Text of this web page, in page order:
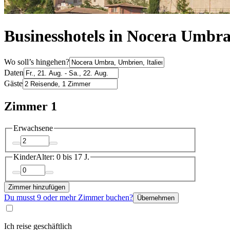
Businesshotels in Nocera
Wo soll’s hingehen?
Daten
Gäste
Zimmer 1
Erwachsene
KinderAlter: 0 bis 17 J.
Zimmer hinzufügen
Du musst 9 oder mehr Zimmer buchen? Übernehmen
Ich reise geschäftlich